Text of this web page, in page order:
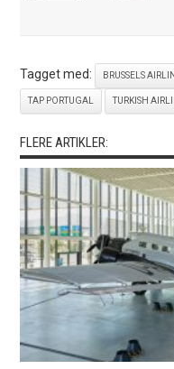
Tagget med: BRUSSELS
TAP PORTUGAL TURKISH
FLERE ARTIKLER: